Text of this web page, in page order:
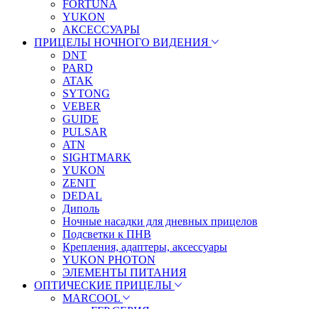
FORTUNA
YUKON
АКСЕССУАРЫ
ПРИЦЕЛЫ НОЧНОГО ВИДЕНИЯ
DNT
PARD
ATAK
SYTONG
VEBER
GUIDE
PULSAR
ATN
SIGHTMARK
YUKON
ZENIT
DEDAL
Диполь
Ночные насадки для дневных прицелов
Подсветки к ПНВ
Крепления, адаптеры, аксессуары
YUKON PHOTON
ЭЛЕМЕНТЫ ПИТАНИЯ
ОПТИЧЕСКИЕ ПРИЦЕЛЫ
MARCOOL